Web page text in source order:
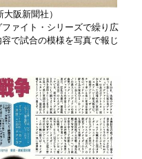
阪新聞社）
ァイト・シリーズで繰り広
で試合の模様を写真で報じ